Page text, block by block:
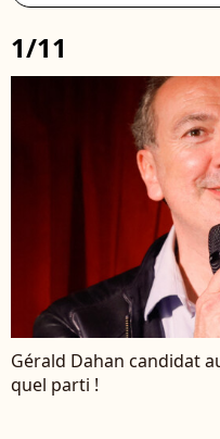
1/11
Gérald Dahan candidat
quel parti !